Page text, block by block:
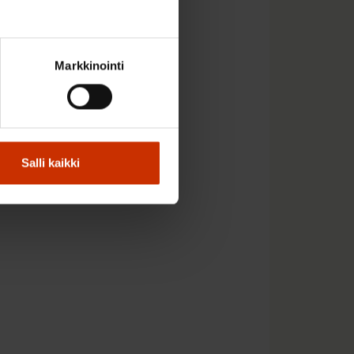
Markkinointi
Salli kaikki